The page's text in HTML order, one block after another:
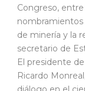
Congreso,
de minería y la
secretario de
El presidente
Ricardo